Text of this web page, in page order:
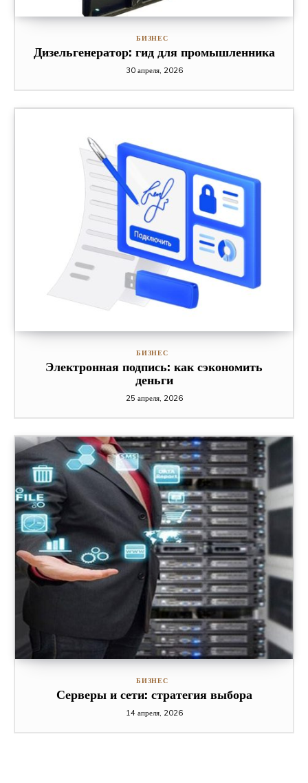
БИЗНЕС
Дизельгенератор: гид для промышленника
30 апреля, 2026
БИЗНЕС
Электронная подпись: как сэкономить
деньги
25 апреля, 2026
БИЗНЕС
Серверы и сети: стратегия выбора
14 апреля, 2026